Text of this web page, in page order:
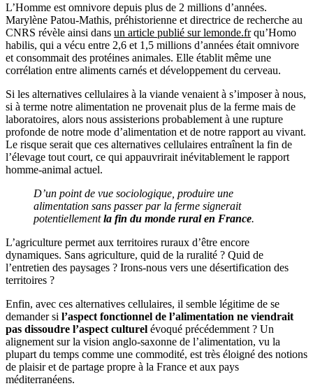
L’Homme est omnivore depuis plus de 2 millions d’années.
Marylène Patou-Mathis, préhistorienne et directrice de recherche au
CNRS révèle ainsi dans un article publié sur lemonde.frqu’Homo
habilis, qui a vécu entre 2,6 et 1,5 millions d’années était omnivore
et consommait des protéines animales. Elle établit même une
corrélation entre aliments carnés et développement du cerveau.
Si les alternatives cellulaires à la viande venaient à s’imposer à nous,
si à terme notre alimentation ne provenait plus de la ferme mais de
laboratoires, alors nous assisterions probablement à une rupture
profonde de notre mode d’alimentation et de notre rapport au vivant.
Le risque serait que ces alternatives cellulaires entraînent la fin de
l’élevage tout court, ce qui appauvrirait inévitablement le rapport
homme-animal actuel.
D’un point de vue sociologique, produire une
alimentation sans passer par la ferme signerait
potentiellementla fin du monde rural en France.
L’agriculture permet aux territoires ruraux d’être encore
dynamiques. Sans agriculture, quid de la ruralité ? Quid de
l’entretien des paysages ? Irons-nous vers une désertification des
territoires ?
Enfin, avec ces alternatives cellulaires, il semble légitime de se
demander si l’aspect fonctionnel de l’alimentation ne viendrait
pas dissoudre l’aspect culturel évoqué précédemment ? Un
alignement sur la vision anglo-saxonne de l’alimentation, vu la
plupart du temps comme une commodité, est très éloigné des notions
de plaisir et de partage propre à la France et aux pays
méditerranéens.